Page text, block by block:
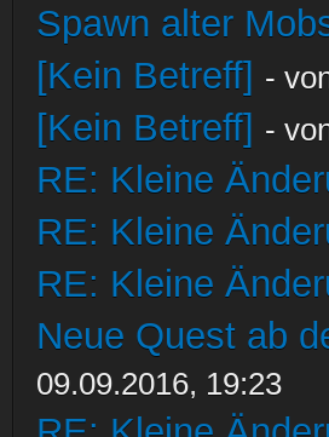
Spawn alter
[Kein Betreff] -
[Kein Betreff] -
RE: Kleine
RE: Kleine
RE: Kleine
Neue Quest ab
09.09.2016, 19:23